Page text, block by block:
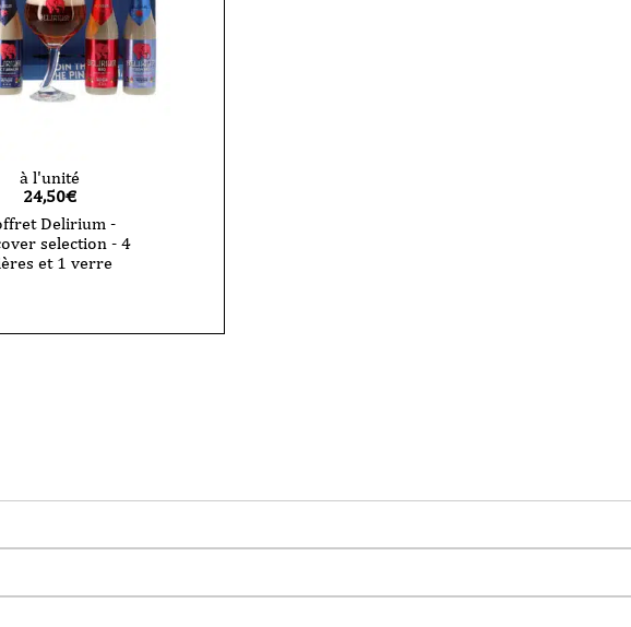
à l'unité
24,50€
Delirium -
selection - 4
et 1 verre